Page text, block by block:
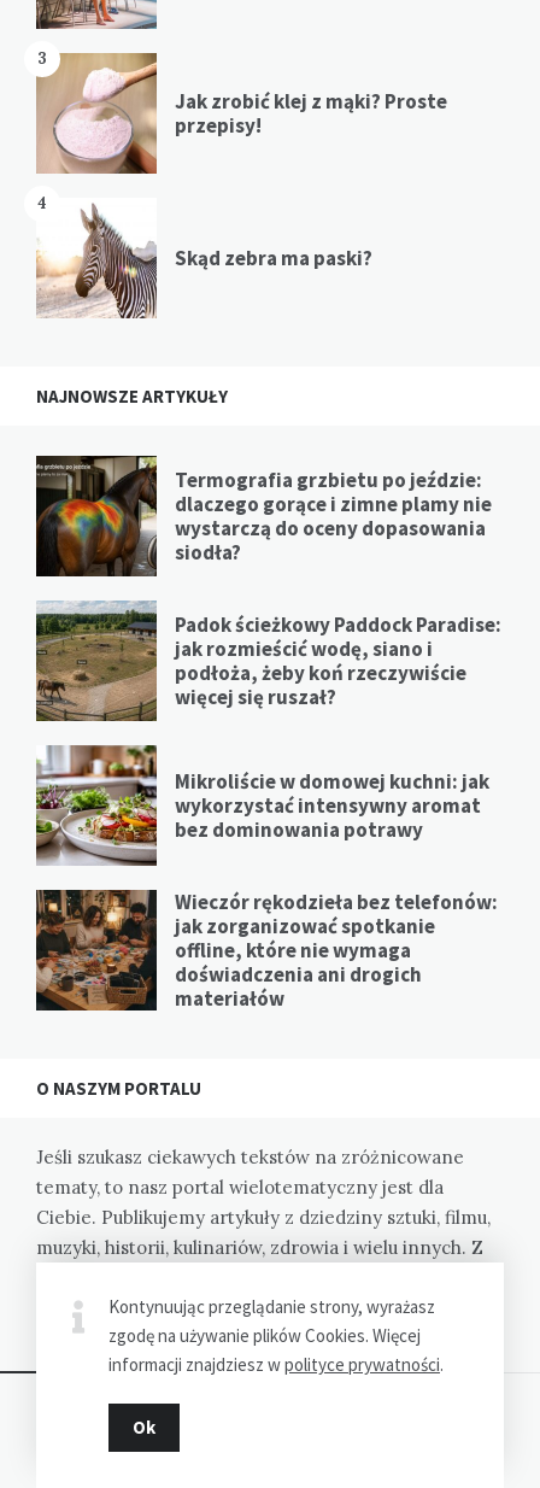
3
Jak zrobić klej z mąki? Proste
przepisy!
4
Skąd zebra ma paski?
NAJNOWSZE ARTYKUŁY
Termografia grzbietu po jeździe:
dlaczego gorące i zimne plamy nie
wystarczą do oceny dopasowania
siodła?
Padok ścieżkowy Paddock Paradise:
jak rozmieścić wodę, siano i
podłoża, żeby koń rzeczywiście
więcej się ruszał?
Mikroliście w domowej kuchni: jak
wykorzystać intensywny aromat
bez dominowania potrawy
Wieczór rękodzieła bez telefonów:
jak zorganizować spotkanie
offline, które nie wymaga
doświadczenia ani drogich
materiałów
O NASZYM PORTALU
Jeśli szukasz ciekawych tekstów na zróżnicowane
tematy, to nasz portal wielotematyczny jest dla
Ciebie. Publikujemy artykuły z dziedziny sztuki, filmu,
muzyki, historii, kulinariów, zdrowia i wielu innych. Z
wiedzę.
Dziękujemy za wizytę - MagiaKartek.pl © 2022
Kontynuując przeglądanie strony, wyrażasz
zgodę na używanie plików Cookies. Więcej
informacji znajdziesz wpolityce prywatności.
Ok